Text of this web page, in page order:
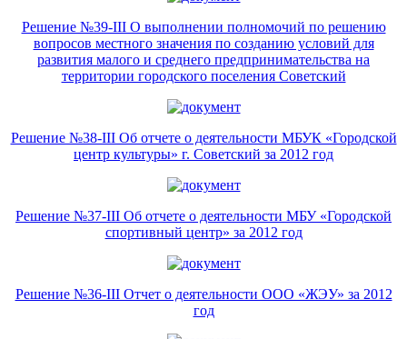
Решение №39-III О выполнении полномочий по решению
вопросов местного значения по созданию условий для
развития малого и среднего предпринимательства на
территории городского поселения Советский
Решение №38-III Об отчете о деятельности МБУК «Городской
центр культуры» г. Советский за 2012 год
Решение №37-III Об отчете о деятельности МБУ «Городской
спортивный центр» за 2012 год
Решение №36-III Отчет о деятельности ООО «ЖЭУ» за 2012
год